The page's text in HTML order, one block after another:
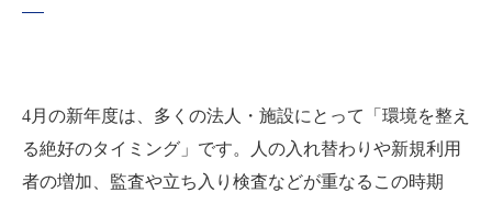
4月の新年度は、多くの法人・施設にとって「環境を整え
る絶好のタイミング」です。人の入れ替わりや新規利用
者の増加、監査や立ち入り検査などが重なるこの時期